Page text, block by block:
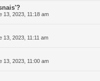
13, 2023, 11:18 am
13, 2023, 11:11 am
13, 2023, 11:00 am